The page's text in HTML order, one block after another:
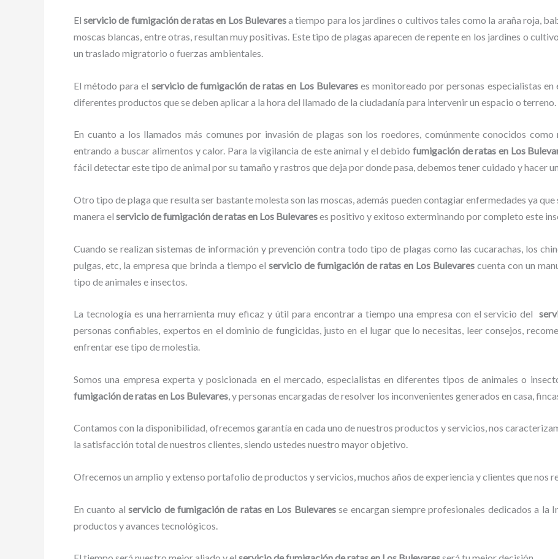
Elservicio de fumigación de ratas en Los Bulevaresa tiempo para los jardines o cultivos tales como la araña roja,
moscas blancas, entre otras, resultan muy positivas. Este tipo de plagas aparecen de repente en los jardines o
un traslado migratorio o fuerzas ambientales.
El método para el servicio de fumigación de ratasen Los Bulevareses monitoreado por personas especialistas
diferentes productos que se deben aplicar a la hora del llamado de la ciudadanía para intervenir un espacio o terreno.
En cuanto a los llamados más comunes por invasión de plagas son los roedores, comúnmente conocidos
entrando a buscar alimentos y calor. Para la vigilancia de este animal y el debido fumigación de ratas en Los
fácil detectar este tipo de animal por su tamaño y rastros que deja por donde pasa, debemos tener cuidado y hacer
Otro tipo de plaga que resulta ser bastante molesta son las moscas, además pueden contagiar enfermedades ya
manera el servicio de fumigación de ratasen Los Bulevareses positivo y exitoso exterminando por completo este
Cuando se realizan sistemas de información y prevención contra todo tipo de plagas como las cucarachas, los
pulgas, etc, la empresa que brinda a tiempo elservicio de fumigación de ratas en Los Bulevarescuenta con un
tipo de animales e insectos.
La tecnología es una herramienta muy eficaz y útil para encontrar a tiempo una empresa con el servicio del
personas confiables, expertos en el dominio de fungicidas, justo en el lugar que lo necesitas, leer consejos,
enfrentar ese tipo de molestia.
Somos una empresa experta y posicionada en el mercado, especialistas en diferentes tipos de animales o
fumigación de ratasen Los Bulevares , y personas encargadas de resolver los inconvenientes generados en casa,
Contamos con la disponibilidad, ofrecemos garantía en cada uno de nuestros productos y servicios, nos
la satisfacción total de nuestros clientes, siendo ustedes nuestro mayor objetivo.
Ofrecemos un amplio y extenso portafolio de productos y servicios, muchos años de experiencia y clientes que nos
En cuanto alservicio de fumigación de ratasen Los Bulevaresse encargan siempre profesionales dedicados a la
productos y avances tecnológicos.